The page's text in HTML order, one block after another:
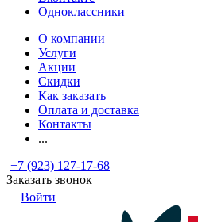
Одноклассники
О компании
Услуги
Акции
Скидки
Как заказать
Оплата и доставка
Контакты
...
+7 (923) 127-17-68
Заказать звонок
Войти